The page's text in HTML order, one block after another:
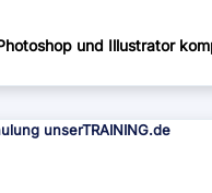
und Illustrator